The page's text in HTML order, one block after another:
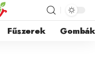
Fűszerek Gombák